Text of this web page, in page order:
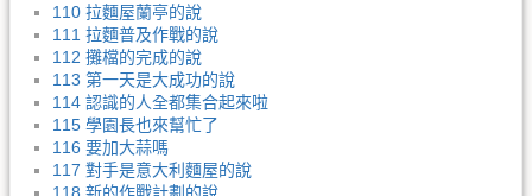
110 拉麵屋蘭亭的說
111 拉麵普及作戰的說
112 攤檔的完成的說
113 第一天是大成功的說
114 認識的人全都集合起來啦
115 學園長也來幫忙了
116 要加大蒜嗎
117 對手是意大利麵屋的說
118 新的作戰計劃的說